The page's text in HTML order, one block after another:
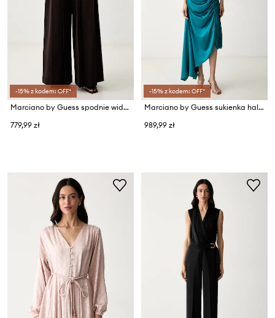
-15% z kodem: OFF*
Marciano by Guess spodnie wide leg damskie KAMILA
779,99 zł
-15% z kodem: OFF*
Marciano by Guess sukienka halter EVELINA
989,99 zł